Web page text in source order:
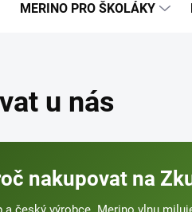
MERINO PRO ŠKOLÁKY
u nás
nakupovat na